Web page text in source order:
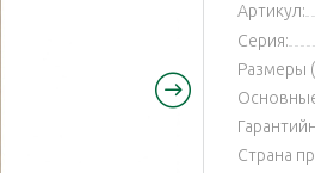
Артикул:
Серия:
Размеры
Страна